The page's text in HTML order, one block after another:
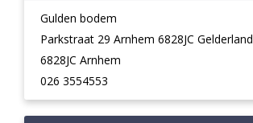
Gulden bodem
Parkstraat 29 Arnhem 6828JC Gelderland
6828JC Arnhem
026 3554553